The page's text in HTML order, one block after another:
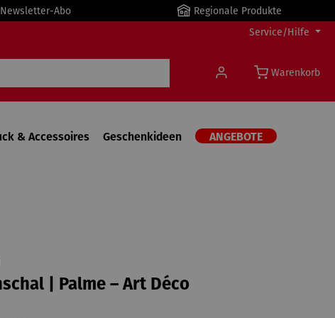
Abo
Regionale Produkte
Service/Hilfe
Warenkorb
& Accessoires Geschenkideen ANGEBOTE
| Palme – Art Déco